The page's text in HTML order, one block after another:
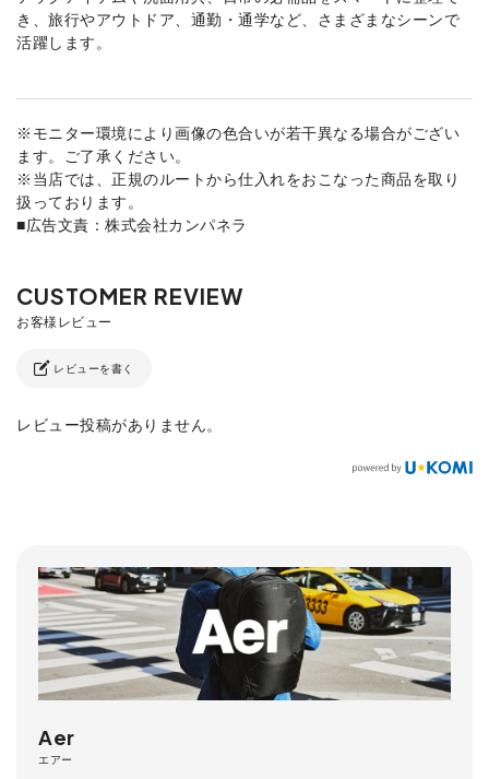
き、旅行やアウトドア、通勤・通学など、さまざまなシーンで
活躍します。
※モニター環境により画像の色合いが若干異なる場合がござい
ます。ご了承ください。
※当店では、正規のルートから仕入れをおこなった商品を取り
扱っております。
■広告文責：株式会社カンパネラ
レビューを書く
レビュー投稿がありません。
Aer
エアー